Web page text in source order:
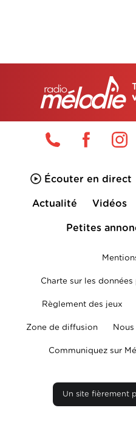
Écouter en direct
Actualité Vidéos
Petites
Charte sur les
Règlement des jeux
Zone de diffusion
Communiquez sur
Un site fièrement